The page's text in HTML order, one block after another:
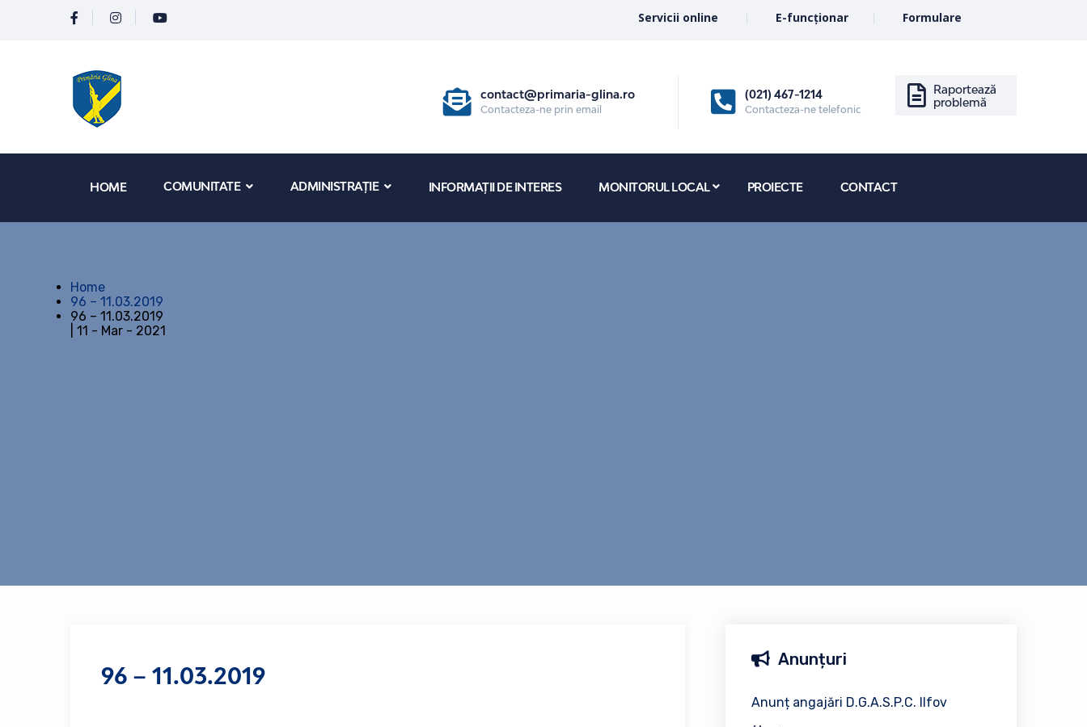
Servicii online E-funcționar Formulare
contact@primaria-glina.ro
Contacteza-ne prin email
(021) 467-1214
Contacteza-ne telefonic
Raportează
problemă
HOME COMUNITATE ADMINISTRAȚIE INFORMAȚII DE INTERES MONITORUL LOCAL PROIECTE CONTACT
Home
96 – 11.03.2019
96 – 11.03.2019
| 11 - Mar - 2021
96 – 11.03.2019
Anunțuri
Anunț angajări D.G.A.S.P.C. Ilfov